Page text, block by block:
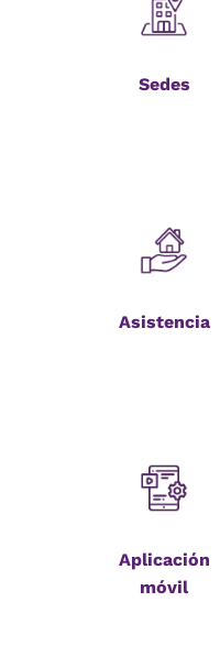
Sedes
Asistencia
Aplicación
móvil